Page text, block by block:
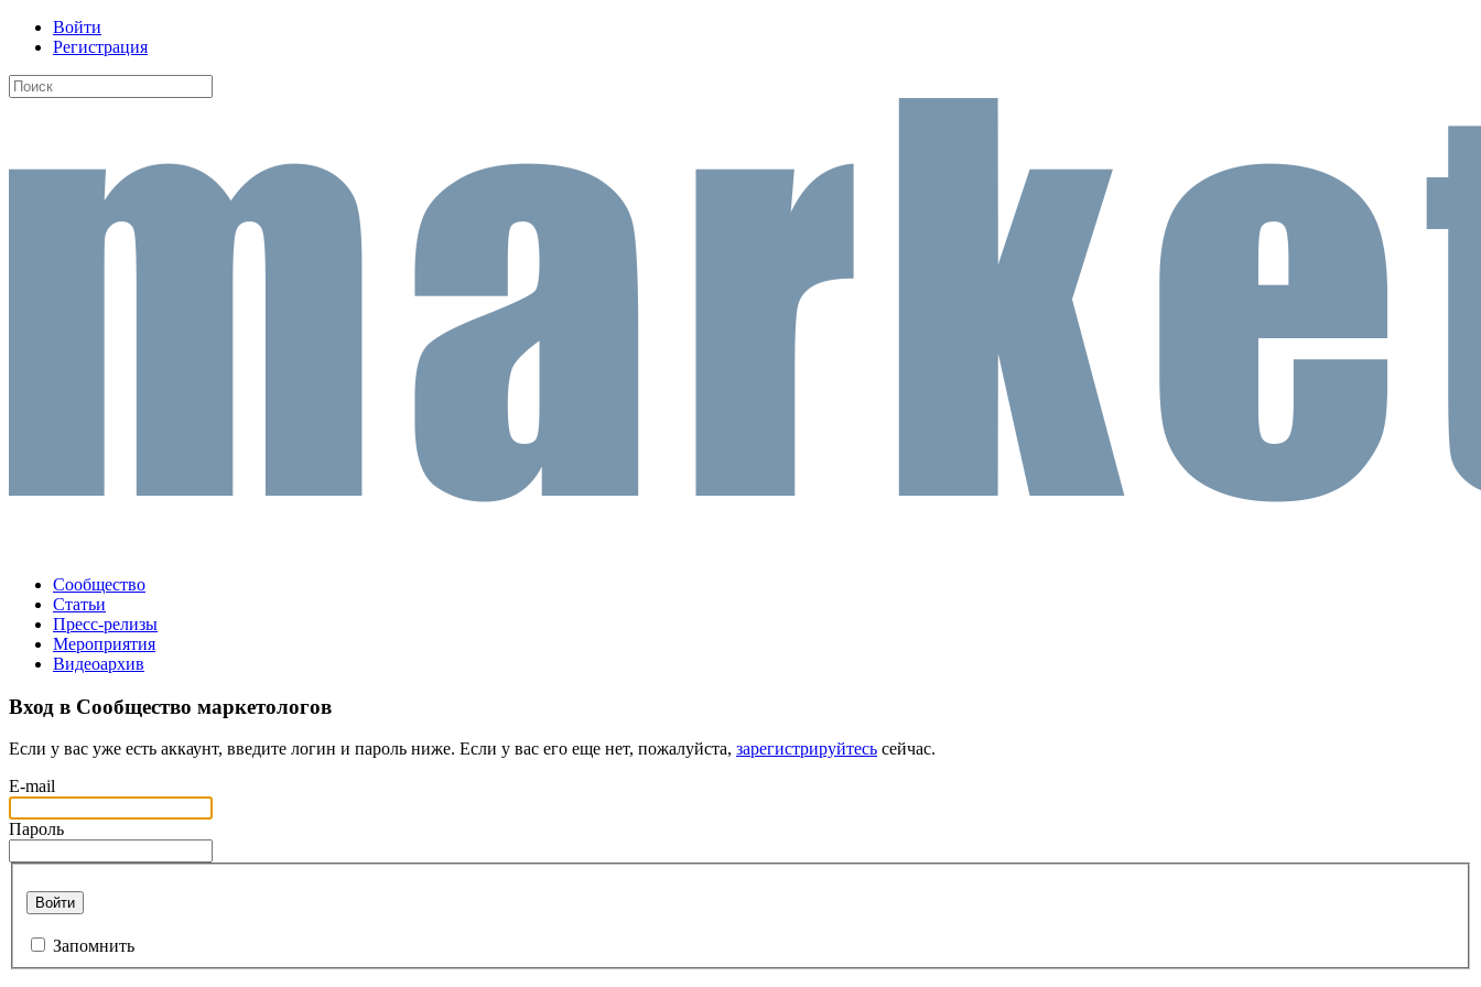
Войти
Регистрация
Сообщество
Статьи
Пресс-релизы
Мероприятия
Видеоархив
Вход в Сообщество маркетологов
Если у вас уже есть аккаунт, введите логин и пароль ниже. Если у вас его еще нет, пожалуйста, зарегистрируйтесь сейчас.
E-mail
Пароль
Войти
Запомнить